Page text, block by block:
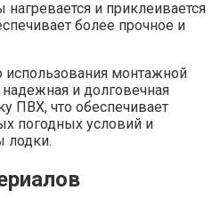
и приклеивается
более прочное и
использования монтажной
и долговечная
ПВХ, что обеспечивает
погодных условий и
лодки.